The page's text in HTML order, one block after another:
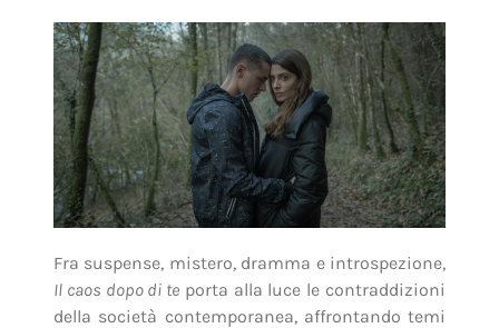
Fra suspense, mistero, dramma e introspezione,
Il caos dopo di te porta alla luce le contraddizioni
della società contemporanea, affrontando temi